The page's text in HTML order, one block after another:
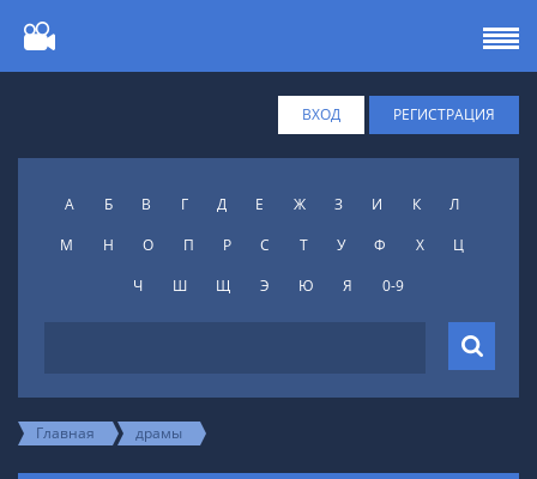
ВХОД РЕГИСТРАЦИЯ
А Б В Г Д Е Ж З И К
Л
М
Н О П Р С Т У Ф X
Ц
Ч
Ш Щ Э Ю Я 0-9
Главная драмы